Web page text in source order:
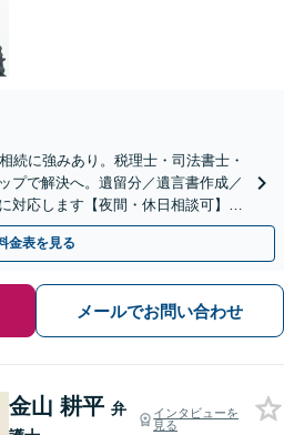
続に強みあり。税理士・司法書士・
プで解決へ。遺留分／遺言書作成／
対応します【夜間・休日相談可】
分】
金表を見る
メールでお問い合わせ
金山 耕平 弁
インタビューを
見る